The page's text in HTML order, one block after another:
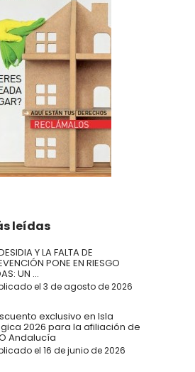
leídas
Y LA FALTA DE
PONE EN RIESGO
UN ...
el 3 de agosto de 2026
exclusivo en Isla
2026 para la afiliación de
Andalucía
el 16 de junio de 2026